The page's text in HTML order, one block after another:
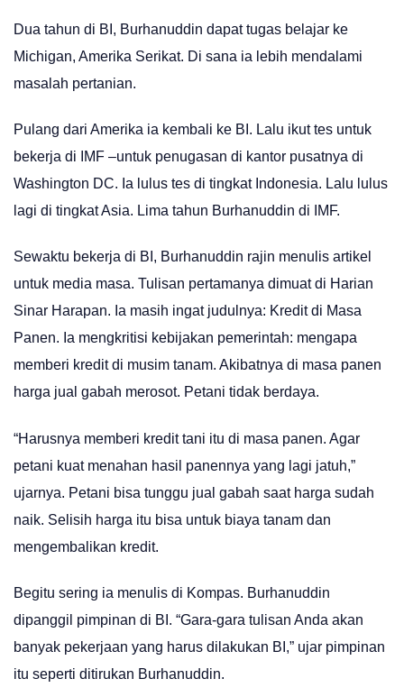
Dua tahun di BI, Burhanuddin dapat tugas belajar ke
Michigan, Amerika Serikat. Di sana ia lebih mendalami
masalah pertanian.
Pulang dari Amerika ia kembali ke BI. Lalu ikut tes untuk
bekerja di IMF –untuk penugasan di kantor pusatnya di
Washington DC. Ia lulus tes di tingkat Indonesia. Lalu lulus
lagi di tingkat Asia. Lima tahun Burhanuddin di IMF.
Sewaktu bekerja di BI, Burhanuddin rajin menulis artikel
untuk media masa. Tulisan pertamanya dimuat di Harian
Sinar Harapan. Ia masih ingat judulnya: Kredit di Masa
Panen. Ia mengkritisi kebijakan pemerintah: mengapa
memberi kredit di musim tanam. Akibatnya di masa panen
harga jual gabah merosot. Petani tidak berdaya.
“Harusnya memberi kredit tani itu di masa panen. Agar
petani kuat menahan hasil panennya yang lagi jatuh,”
ujarnya. Petani bisa tunggu jual gabah saat harga sudah
naik. Selisih harga itu bisa untuk biaya tanam dan
mengembalikan kredit.
Begitu sering ia menulis di Kompas. Burhanuddin
dipanggil pimpinan di BI. “Gara-gara tulisan Anda akan
banyak pekerjaan yang harus dilakukan BI,” ujar pimpinan
itu seperti ditirukan Burhanuddin.